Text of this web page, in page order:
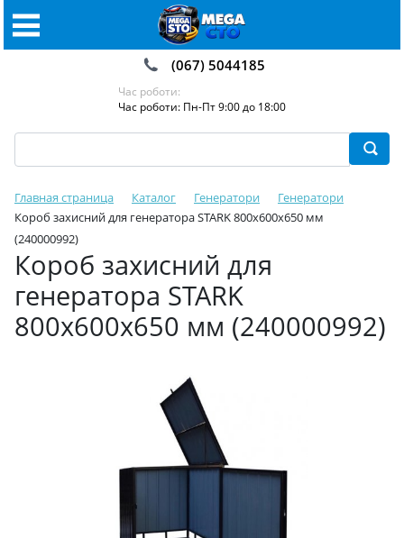
(067) 5044185
Час роботи:
Час роботи: Пн-Пт 9:00 до 18:00
Главная страница Каталог Генератори
Генератори
Короб захисний для генератора STARK 800х600х650 мм
(240000992)
Короб захисний для
генератора STARK
800х600х650 мм (240000992)